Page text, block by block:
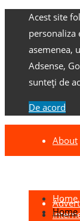
Acest site
personaliza
asemenea,
Adsense,
sunteți de
De acord
About
Home
Home